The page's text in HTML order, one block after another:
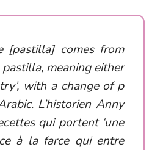
[pastilla] comes from
meaning either
with a change of p
L’historien Anny
qui portent ‘une
à la farce qui entre